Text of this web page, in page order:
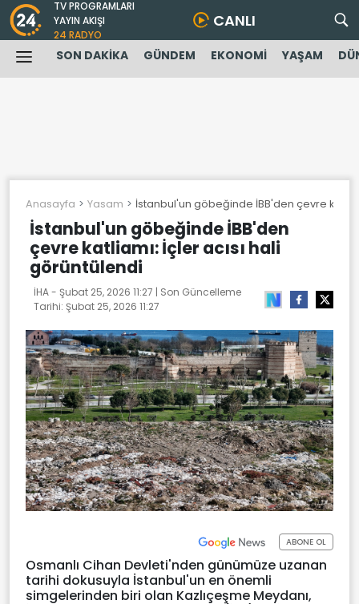
TV PROGRAMLARI
YAYIN AKIŞI
24 RADYO
CANLI
SON DAKİKA GÜNDEM EKONOMİ YAŞAM
Anasayfa Yasam İstanbul'un göbeğinde İBB'den çevre
İstanbul'un göbeğinde İBB'den
çevre katliamı: İçler acısı hali
görüntülendi
İHA - Şubat 25, 2026 11:27 | Son Güncelleme
Tarihi: Şubat 25, 2026 11:27
ABONE OL
Osmanlı Cihan Devleti'nden günümüze uzanan
tarihi dokusuyla İstanbul'un en önemli
simgelerinden biri olan Kazlıçeşme Meydanı,